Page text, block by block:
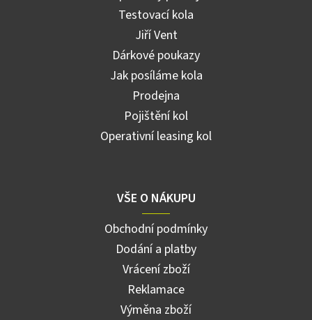
Testovací kola
Jiří Vent
Dárkové poukazy
Jak posíláme kola
Prodejna
Pojištění kol
Operativní leasing kol
VŠE O NÁKUPU
Obchodní podmínky
Dodání a platby
Vrácení zboží
Reklamace
Výměna zboží